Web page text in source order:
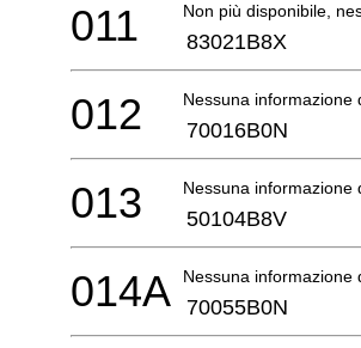
Non più disponibile,
011 83021B8X
Nessuna informazione
012 70016B0N
Nessuna informazione
013 50104B8V
Nessuna informazione
014A 70055B0N